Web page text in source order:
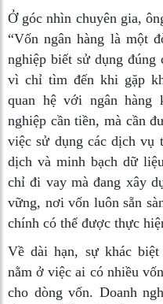
Ở góc nhìn chuyên gia,
“Vốn ngân hàng là một
nghiệp biết sử dụng
vì chỉ tìm đến khi gặp
quan hệ với ngân hàng
nghiệp cần tiền, mà cần
việc sử dụng các dịch vụ
dịch và minh bạch dữ
chỉ đi vay mà đang xây
vững, nơi vốn luôn sẵn
chính có thể được thực
Về dài hạn, sự khác biệt
nằm ở việc ai có nhiều
cho dòng vốn. Doanh